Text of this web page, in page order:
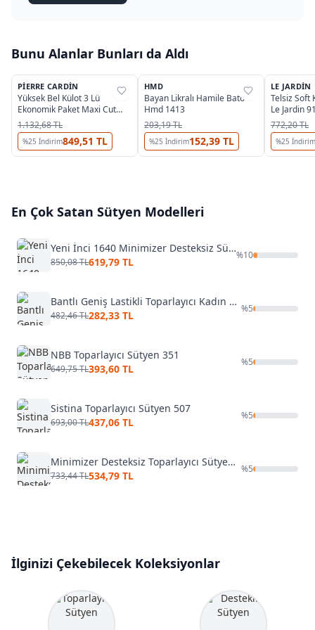
Bunu Alanlar Bunları da Aldı
%26
PIERRE CARDIN
Yüksek Bel Külot 3 Lü
Ekonomik Paket Maxi Cut
Pierre Cardin 2033
1.132,68 TL
%25 İndirim849,51 TL
%31
HMD
Bayan Likralı Hamile Bato
Hmd 1413
203,19 TL
%25 İndirim152,39 TL
%31
LE JARDIN
Telsiz Soft
Le Jardin
772,20 TL
%25 İndirim
En Çok Satan Sütyen Modelleri
Yeni İnci 1640 Minimizer Desteksiz Sütyen (1 Beden Küçültür)
850,08 TL619,79 TL
%10
Bantlı Geniş Lastikli Toparlayıcı Kadın Sütyen Liza 541
482,46 TL282,33 TL
%5
NBB Toparlayıcı Sütyen 351
649,75 TL393,60 TL
%5
Sistina Toparlayıcı Sütyen 507
693,00 TL437,06 TL
%5
Minimizer Desteksiz Toparlayıcı Sütyen Yeni İnci 1950
733,44 TL534,79 TL
%5
İlginizi Çekebilecek Koleksiyonlar